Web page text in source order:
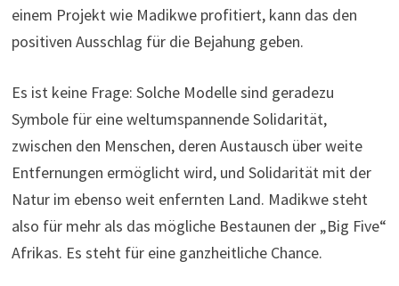
einem Projekt wie Madikwe profitiert, kann das den
positiven Ausschlag für die Bejahung geben.
Es ist keine Frage: Solche Modelle sind geradezu
Symbole für eine weltumspannende Solidarität,
zwischen den Menschen, deren Austausch über weite
Entfernungen ermöglicht wird, und Solidarität mit der
Natur im ebenso weit enfernten Land. Madikwe steht
also für mehr als das mögliche Bestaunen der „Big Five“
Afrikas. Es steht für eine ganzheitliche Chance.